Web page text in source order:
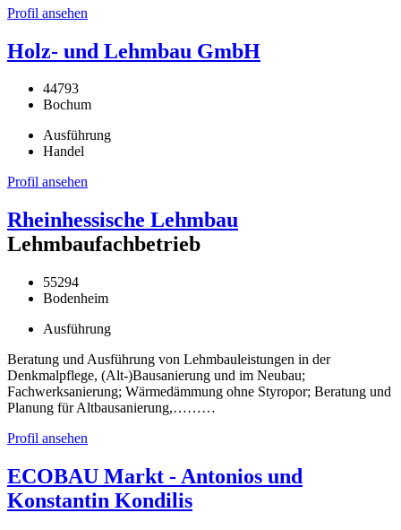
Profil ansehen
Holz- und Lehmbau GmbH
44793
Bochum
Ausführung
Handel
Profil ansehen
Rheinhessische Lehmbau
Lehmbaufachbetrieb
55294
Bodenheim
Ausführung
Beratung und Ausführung von Lehmbauleistungen in der
Denkmalpflege, (Alt-)Bausanierung und im Neubau;
Fachwerksanierung; Wärmedämmung ohne Styropor; Beratung und
Planung für Altbausanierung,………
Profil ansehen
ECOBAU Markt - Antonios und
Konstantin Kondilis